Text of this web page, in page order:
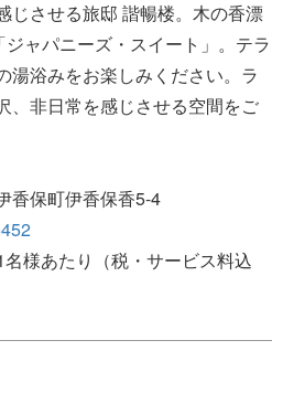
じさせる旅邸 諧暢楼。木の香漂
ャパニーズ・スイート」。テラ
湯浴みをお楽しみください。ラ
、非日常を感じさせる空間をご
保町伊香保香5-4
様あたり（税・サービス料込